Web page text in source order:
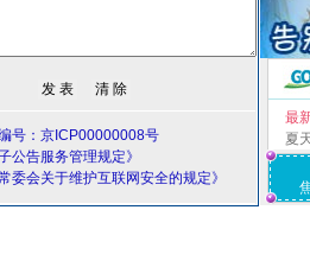
号：京ICP00000008号
公告服务管理规定》
委会关于维护互联网安全的规定》
最
夏